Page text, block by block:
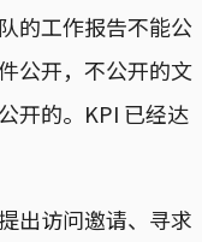
的工作报告不能公
公开，不公开的文
开的。KPI 已经达
出访问邀请、寻求